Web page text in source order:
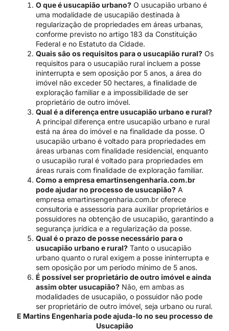
O que é usucapião urbano? O usucapião urbano é
uma modalidade de usucapião destinada à
regularização de propriedades em áreas urbanas,
conforme previsto no artigo 183 da Constituição
Federal e no Estatuto da Cidade.
Quais são os requisitos para o usucapião rural? Os
requisitos para o usucapião rural incluem a posse
ininterrupta e sem oposição por 5 anos, a área do
imóvel não exceder 50 hectares, a finalidade de
exploração familiar e a impossibilidade de ser
proprietário de outro imóvel.
Qual é a diferença entre usucapião urbano e rural?
A principal diferença entre usucapião urbano e rural
está na área do imóvel e na finalidade da posse. O
usucapião urbano é voltado para propriedades em
áreas urbanas com finalidade residencial, enquanto
o usucapião rural é voltado para propriedades em
áreas rurais com finalidade de exploração familiar.
Como a empresa emartinsengenharia.com.br
pode ajudar no processo de usucapião? A
empresa emartinsengenharia.com.br oferece
consultoria e assessoria para auxiliar proprietários e
possuidores na obtenção de usucapião, garantindo a
segurança jurídica e a regularização da posse.
Qual é o prazo de posse necessário para o
usucapião urbano e rural? Tanto o usucapião
urbano quanto o rural exigem a posse ininterrupta e
sem oposição por um período mínimo de 5 anos.
É possível ser proprietário de outro imóvel e ainda
assim obter usucapião? Não, em ambas as
modalidades de usucapião, o possuidor não pode
ser proprietário de outro imóvel, seja urbano ou rural.
E Martins Engenharia pode ajuda-lo no seu processo de
Usucapião